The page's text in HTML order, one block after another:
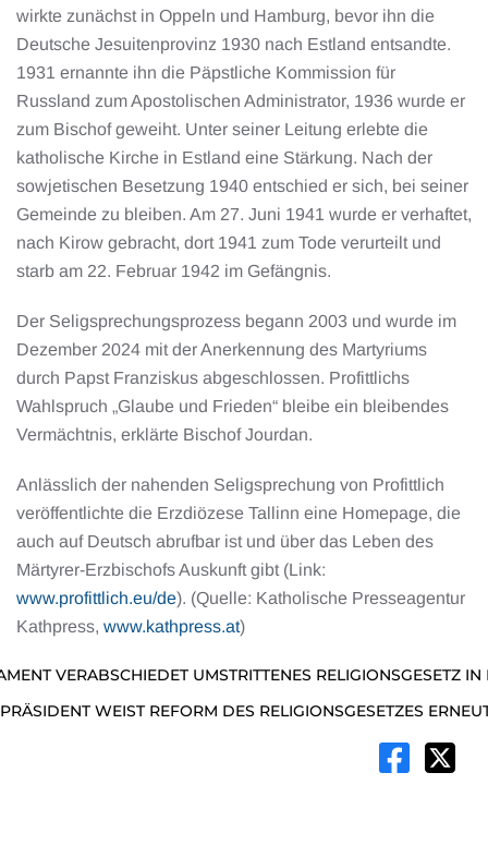
wirkte zunächst in Oppeln und Hamburg, bevor ihn die
Deutsche Jesuitenprovinz 1930 nach Estland entsandte.
1931 ernannte ihn die Päpstliche Kommission für
Russland zum Apostolischen Administrator, 1936 wurde er
zum Bischof geweiht. Unter seiner Leitung erlebte die
katholische Kirche in Estland eine Stärkung. Nach der
sowjetischen Besetzung 1940 entschied er sich, bei seiner
Gemeinde zu bleiben. Am 27. Juni 1941 wurde er verhaftet,
nach Kirow gebracht, dort 1941 zum Tode verurteilt und
starb am 22. Februar 1942 im Gefängnis.
Der Seligsprechungsprozess begann 2003 und wurde im
Dezember 2024 mit der Anerkennung des Martyriums
durch Papst Franziskus abgeschlossen. Profittlichs
Wahlspruch „Glaube und Frieden“ bleibe ein bleibendes
Vermächtnis, erklärte Bischof Jourdan.
Anlässlich der nahenden Seligsprechung von Profittlich
veröffentlichte die Erzdiözese Tallinn eine Homepage, die
auch auf Deutsch abrufbar ist und über das Leben des
Märtyrer-Erzbischofs Auskunft gibt (Link:
www.profittlich.eu/de). (Quelle: Katholische Presseagentur
Kathpress, www.kathpress.at)
VERABSCHIEDET UMSTRITTENES RELIGIONSGESETZ IN
WEIST REFORM DES RELIGIONSGESETZES